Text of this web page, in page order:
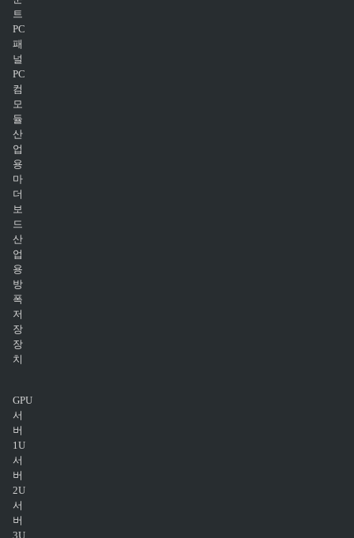
트
PC
패
널
PC
컴
모
듈
산
업
용
마
더
보
드
산
업
용
방
폭
저
장
장
치
GPU
서
버
1U
서
버
2U
서
버
3U